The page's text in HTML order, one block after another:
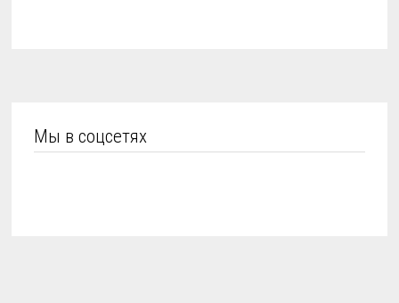
Мы в соцсетях